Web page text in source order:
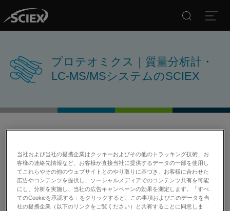
プロテオミクス｜質量分析計・
LC-MS/MSシステムのSCIEX
プロテオミクス研究から意味のある答えをよ
り迅速に導き出せます
これまでのプロテオミクス研究では、プロテオームの多様性
と広いダイナミックレンジという高度な複雑性のため、発見
当社および当社の提携企業はクッキーおよびその他のトラッキング技術、お
客様の連絡先情報など、お客様が直接当社に提供するデータの一部を使用し
てこれらやその他のウェブサイトとのやり取りに基づき、お客様に合わせた
広告やコンテンツを提供し、ソーシャルメディアでのコンテンツ共有を可能
にし、分析を実施し、当社の広告キャンペーンの効果を測定します。「すべ
てのCookieを承認する」をクリックすると、この事項およびこのデータを当
社の提携企業（以下のリンクをご覧ください）と共有することに同意しま